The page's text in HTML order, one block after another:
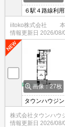
６駅４路線利
iitoko株式会社
情報更新日 2026/08/
画像：27枚
タウンハウジ
株式会社タウンハウ
情報更新日 2026/08/